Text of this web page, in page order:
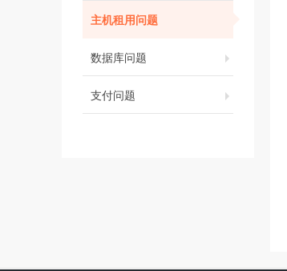
主机租用问题
数据库问题
支付问题